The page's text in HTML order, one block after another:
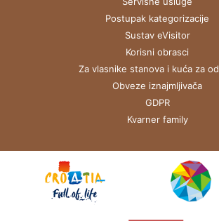
Postupak kategorizacije
Sustav eVisitor
Korisni obrasci
Za vlasnike stanova i kuća za
Obveze iznajmljivača
GDPR
Kvarner family